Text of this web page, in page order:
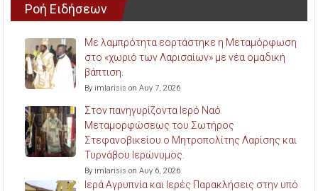
Ροή Ειδήσεων
Με λαμπρότητα εορτάστηκε η Μεταμόρφωση
στο «χωριό των Λαρισαίων» με νέα ομαδική
βάπτιση.
By imlarisis on Αυγ 7, 2026
Στον πανηγυρίζοντα Ιερό Ναό
Μεταμορφώσεως του Σωτήρος
Στεφανοβικείου ο Μητροπολίτης Λαρίσης και
Τυρνάβου Ιερώνυμος.
By imlarisis on Αυγ 6, 2026
Ιερά Αγρυπνία και Ιερές Παρακλήσεις στην υπό